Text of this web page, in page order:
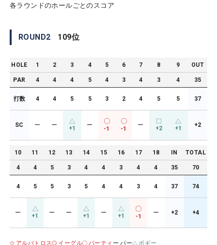
各ラウンドのホールごとのスコア
ROUND2 109位
HOLE 1 2 3 4 5 6 7 8 9 OUT
PAR 4 4 4 5 4 3 4 3 4 35
打数 4 4 5 5 3 2 4 5 5 37
SC ー ー +1 ー
-1 -1
ー +2 +1 +2
10 11 12 13 14 15 16 17 18 IN TOTAL
4 4 5 3 4 4 3 4 4 35 70
4 5 5 3 5 4 4 3 4 37 74
ー +1 ー ー +1 ー +1 -1
ー +2 +4
アルバトロス イーグル バーティ ー パー ボギー